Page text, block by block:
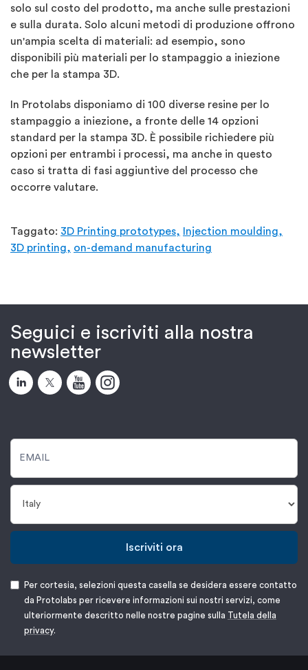
solo sul costo del prodotto, ma anche sulle prestazioni
e sulla durata. Solo alcuni metodi di produzione offrono
un'ampia scelta di materiali: ad esempio, sono
disponibili più materiali per lo stampaggio a iniezione
che per la stampa 3D.
In Protolabs disponiamo di 100 diverse resine per lo
stampaggio a iniezione, a fronte delle 14 opzioni
standard per la stampa 3D. È possibile richiedere più
opzioni per entrambi i processi, ma anche in questo
caso si tratta di fasi aggiuntive del processo che
occorre valutare.
Taggato: 3D Printing prototypes,
Injection moulding,
3D printing, on-demand manufacturing
Seguici e iscriviti alla nostra
newsletter
Iscriviti ora
Per cortesia, selezioni questa casella se desidera essere contatto
da Protolabs per ricevere informazioni sui nostri servizi, come
ulteriormente descritto nelle nostre pagine sulla Tutela della
privacy.